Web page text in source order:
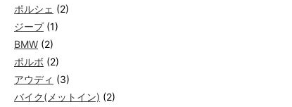
ポルシェ (2)
ジープ(1)
BMW (2)
ボルボ (2)
アウディ (3)
バイク(メットイン) (2)